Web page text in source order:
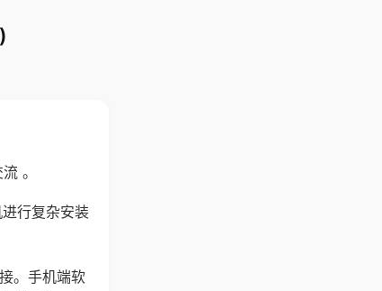
。
行复杂安装
。手机端软